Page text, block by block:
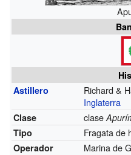
Astillero
Richard &
Inglaterra
Clase clase
Tipo Fragata de
Operador Marina de